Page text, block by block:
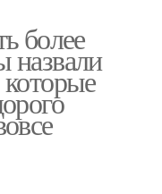
более
назвали